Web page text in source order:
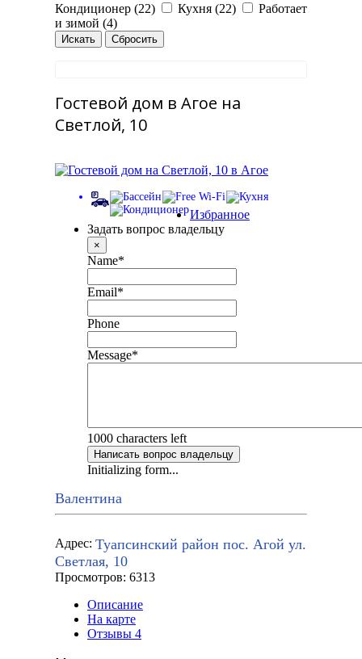
Кондиционер (22)
Кухня (22)
Работает
и зимой (4)
Гостевой дом в Агое на
Светлой, 10
Избранное
Задать вопрос владельцу
×
Name*
Email*
Phone
Message*
1000 characters left
Написать вопрос владельцу
Initializing form...
Валентина
Адрес: Туапсинский район пос. Агой ул.
Светлая, 10
Просмотров: 6313
Описание
На карте
Отзывы 4